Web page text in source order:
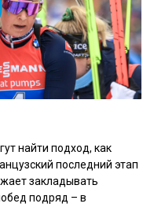
найти подход, как
последний этап
закладывать
подряд – в